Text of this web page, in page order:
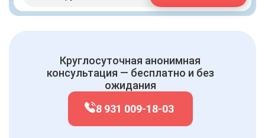
Круглосуточная анонимная
консультация — бесплатно и без
ожидания
8 931 009-18-03